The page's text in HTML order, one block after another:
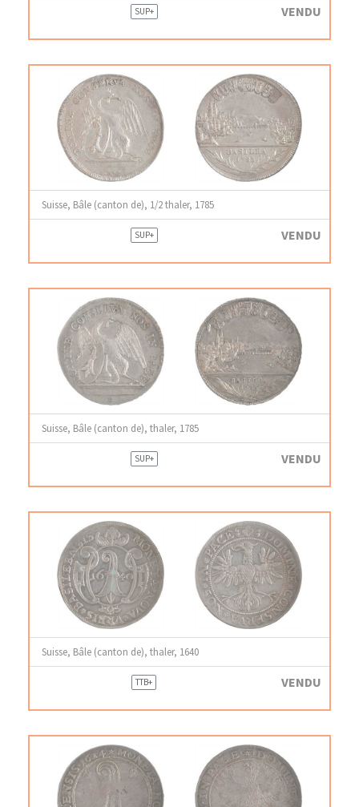
SUP+ VENDU
Suisse, Bâle (canton de), 1/2 thaler, 1785
SUP+ VENDU
Suisse, Bâle (canton de), thaler, 1785
SUP+ VENDU
Suisse, Bâle (canton de), thaler, 1640
TTB+ VENDU